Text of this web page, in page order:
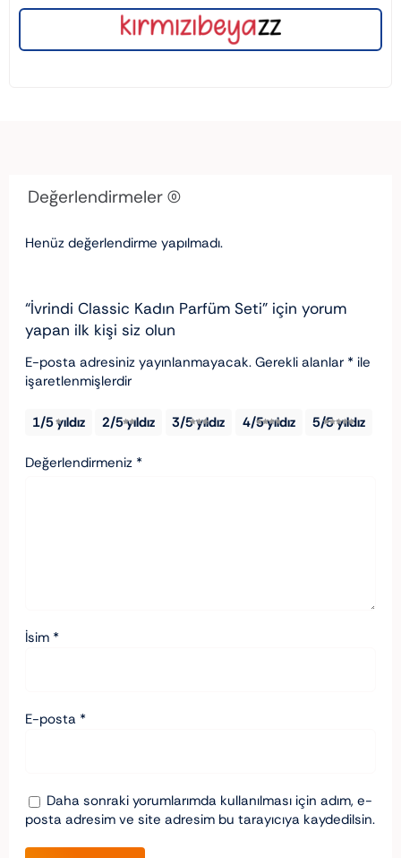
Değerlendirmeler (0)
Henüz değerlendirme yapılmadı.
“İvrindi Classic Kadın Parfüm Seti” için yorum
yapan ilk kişi siz olun
E-posta adresiniz yayınlanmayacak. Gerekli alanlar * ile
işaretlenmişlerdir
1/5 yıldız 2/5 yıldız 3/5 yıldız 4/5 yıldız 5/5 yıldız
Değerlendirmeniz *
İsim *
E-posta *
Daha sonraki yorumlarımda kullanılması için adım, e-
posta adresim ve site adresim bu tarayıcıya kaydedilsin.